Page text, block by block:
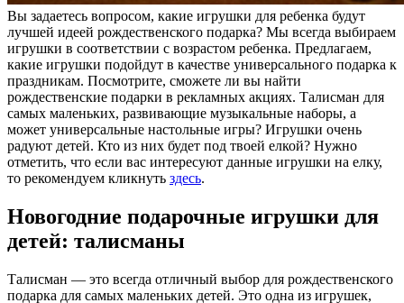
Вы задаетесь вопросом, какие игрушки для ребенка будут
лучшей идеей рождественского подарка? Мы всегда выбираем
игрушки в соответствии с возрастом ребенка. Предлагаем,
какие игрушки подойдут в качестве универсального подарка к
праздникам. Посмотрите, сможете ли вы найти
рождественские подарки в рекламных акциях. Талисман для
самых маленьких, развивающие музыкальные наборы, а
может универсальные настольные игры? Игрушки очень
радуют детей. Кто из них будет под твоей елкой? Нужно
отметить, что если вас интересуют данные игрушки на елку,
то рекомендуем кликнуть здесь.
Новогодние подарочные игрушки для
детей: талисманы
Талисман — это всегда отличный выбор для рождественского
подарка для самых маленьких детей. Это одна из игрушек,